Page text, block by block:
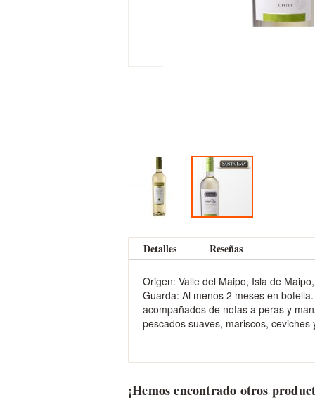
to
the
images
gallery
Detalles
Origen: Valle del Maipo, Isla de
Guarda: Al menos 2 meses en
acompañados de notas a peras y
pescados suaves, mariscos, ceviches
Reseñas
¡Hemos encontrado otros